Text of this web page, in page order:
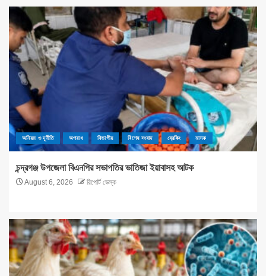
অনিয়ম ও দূর্নীতি অপরাধ বিভাগীয় বিশেষ সংবাদ ব্রেকিং মাদক
চন্দ্রগঞ্জ উপজেলা বিএনপির সভাপতির ভাতিজা ইয়াবাসহ আটক
August 6, 2026 রিপোর্ট ডেস্ক